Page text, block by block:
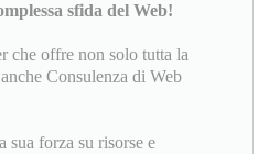
sfida del Web!
che offre non solo tutta la
Consulenza di Web
sua forza su risorse e